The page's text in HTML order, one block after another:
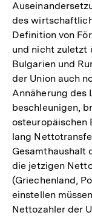
des
Definition von
und nicht zuletzt
Bulgarien und
der Union auch
Annäherung des
beschleunigen,
osteuropäischen
lang
Gesamthaushalt
die jetzigen
(Griechenland,
einstellen
Nettozahler der